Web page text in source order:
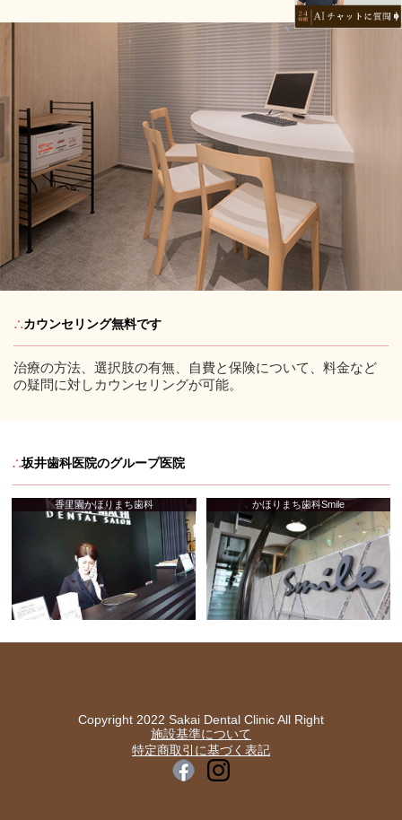
∴カウンセリング無料です
治療の方法、選択肢の有無、自費と保険について、料金など
の疑問に対しカウンセリングが可能。
∴坂井歯科医院のグループ医院
香里園かほりまち歯科 かほりまち歯科Smile
Copyright 2022 Sakai Dental Clinic All Right
施設基準について
特定商取引に基づく表記